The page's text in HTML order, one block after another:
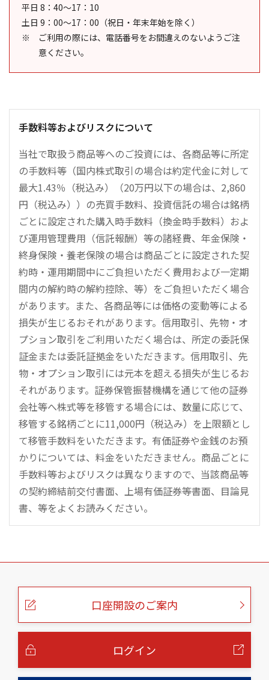
平日 8：40～17：10
土日 9：00～17：00（祝日・年末年始を除く）
ご利用の際には、電話番号をお間違えのないようご注
意ください。
手数料等およびリスクについて
当社で取扱う商品等へのご投資には、各商品等に所定
の手数料等（国内株式取引の場合は約定代金に対して
最大1.43％（税込み）（20万円以下の場合は、2,860
円（税込み））の売買手数料、投資信託の場合は銘柄
ごとに設定された購入時手数料（換金時手数料）およ
び運用管理費用（信託報酬）等の諸経費、年金保険・
終身保険・養老保険の場合は商品ごとに設定された契
約時・運用期間中にご負担いただく費用および一定期
間内の解約時の解約控除、等）をご負担いただく場合
があります。また、各商品等には価格の変動等による
損失が生じるおそれがあります。信用取引、先物・オ
プション取引をご利用いただく場合は、所定の委託保
証金または委託証拠金をいただきます。信用取引、先
物・オプション取引には元本を超える損失が生じるお
それがあります。証券保管振替機構を通じて他の証券
会社等へ株式等を移管する場合には、数量に応じて、
移管する銘柄ごとに11,000円（税込み）を上限額とし
て移管手数料をいただきます。有価証券や金銭のお預
かりについては、料金をいただきません。商品ごとに
手数料等およびリスクは異なりますので、当該商品等
の契約締結前交付書面、上場有価証券等書面、目論見
書、等をよくお読みください。
こ
口座開設のご案内
ログイン